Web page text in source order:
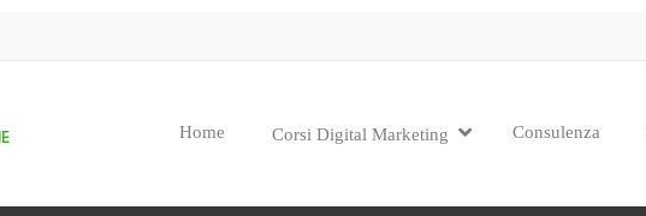
Home Corsi Digital Marketing Consulenza